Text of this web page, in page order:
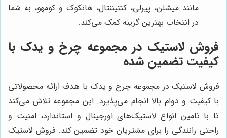
مانند میشلن، پیرلی، کنتیننتال، هانکوک و کومهو، به شما
در انتخاب بهترین گزینه کمک می‌کند.
فروش لاستیک در مجموعه چرخ و یدک با
کیفیت تضمین شده
فروش لاستیک در مجموعه چرخ و یدک با هدف ارائه محصولاتی
با کیفیت و دوام بالا انجام می‌پذیرد. این مجموعه تلاش می‌کند
تا با تامین انواع لاستیک‌های اورجینال و استاندارد، امنیت و
راحتی رانندگی را برای مشتریان خود تضمین کند. فروش لاستیک